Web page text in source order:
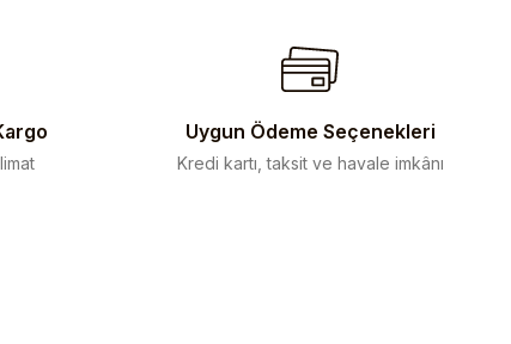
Uygun Ödeme Seçenekleri
Kredi kartı, taksit ve havale imkânı